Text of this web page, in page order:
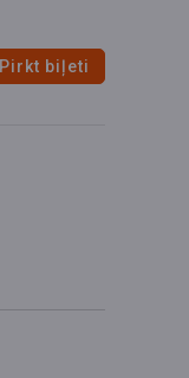
Pirkt biļeti